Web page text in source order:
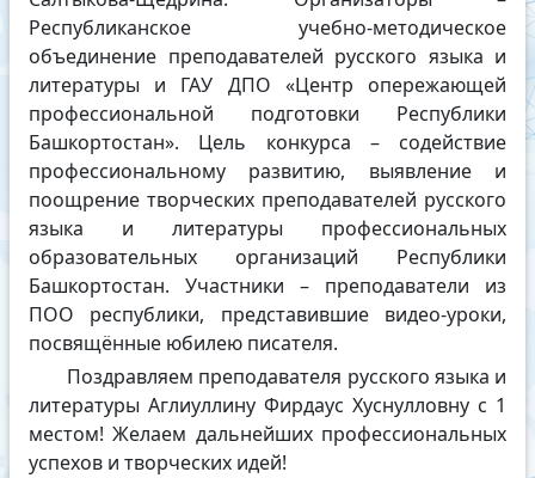
Республиканское учебно-методическое
объединение преподавателей русского языка и
литературы и ГАУ ДПО «Центр опережающей
профессиональной подготовки Республики
Башкортостан». Цель конкурса – содействие
профессиональному развитию, выявление и
поощрение творческих преподавателей русского
языка и литературы профессиональных
образовательных организаций Республики
Башкортостан. Участники – преподаватели из
ПОО республики, представившие видео-уроки,
посвящённые юбилею писателя.
Поздравляем преподавателя русского языка и
литературы Аглиуллину Фирдаус Хуснулловну с 1
местом! Желаем дальнейших профессиональных
успехов и творческих идей!